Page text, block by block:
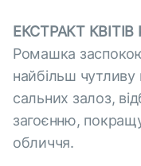
ЕКСТРАКТ
Ромашка
найбільш чутливу
сальних залоз,
загоєнню,
обличчя.